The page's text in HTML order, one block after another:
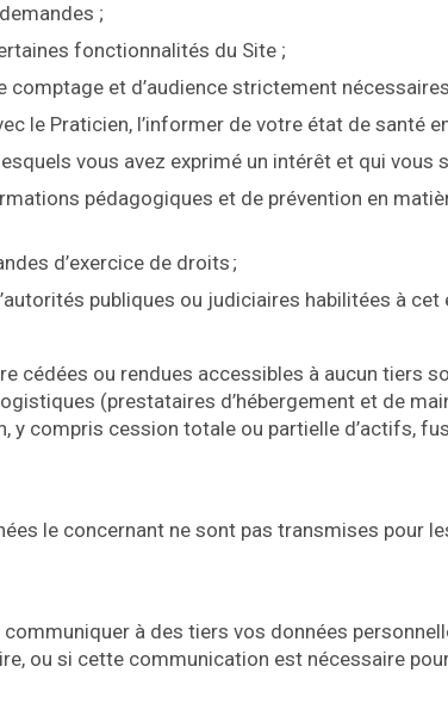
;
fonctionnalités du Site ;
et d’audience strictement
le Praticien, l’informer de votre état de santé
vous avez exprimé un intérêt et qui vous
pédagogiques et de prévention en
d’exercice de droits ;
publiques ou judiciaires habilitées à cet
cédées ou rendues accessibles à aucun
(prestataires d’hébergement et de
y compris cession totale ou partielle d’actifs,
le concernant ne sont pas transmises
à des tiers vos données
ou si cette communication est nécessaire